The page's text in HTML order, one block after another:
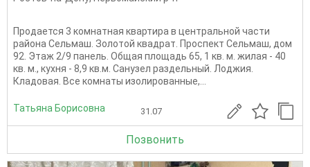
Продается 3 комнатная квартира в центральной части
района Сельмаш. Золотой квадрат. Проспект Сельмаш, дом
92. Этаж 2/9 панель. Общая площадь 65, 1 кв. м. жилая - 40
кв. м., кухня - 8,9 кв.м. Санузел раздельный. Лоджия.
Кладовая. Все комнаты изолированные,...
Татьяна Борисовна 31.07
Позвонить